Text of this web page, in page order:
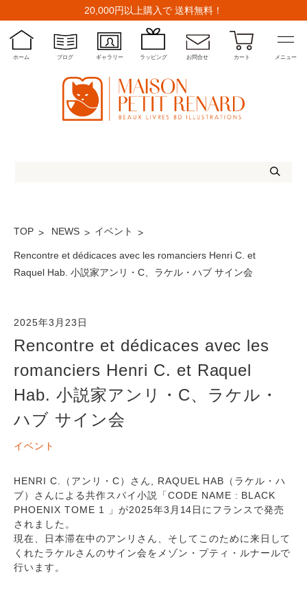
20,000円以上購入で 送料無料！
ホーム ブログ ギャラリー ラッピング お問合せ カート メニュー
TOP NEWS イベント
Rencontre et dédicaces avec les romanciers Henri C. et
Raquel Hab. 小説家アンリ・C、ラケル・ハブ サイン会
2025年3月23日
Rencontre et dédicaces avec les
romanciers Henri C. et Raquel
Hab. 小説家アンリ・C、ラケル・
ハブ サイン会
イベント
HENRI C.（アンリ・C）さん, RAQUEL HAB（ラケル・ハ
ブ）さんによる共作スパイ小説「CODE NAME : BLACK
PHOENIX TOME 1 」が2025年3月14日にフランスで発売
されました。
現在、日本滞在中のアンリさん、そしてこのために来日して
くれたラケルさんのサイン会をメゾン・プティ・ルナールで
行います。